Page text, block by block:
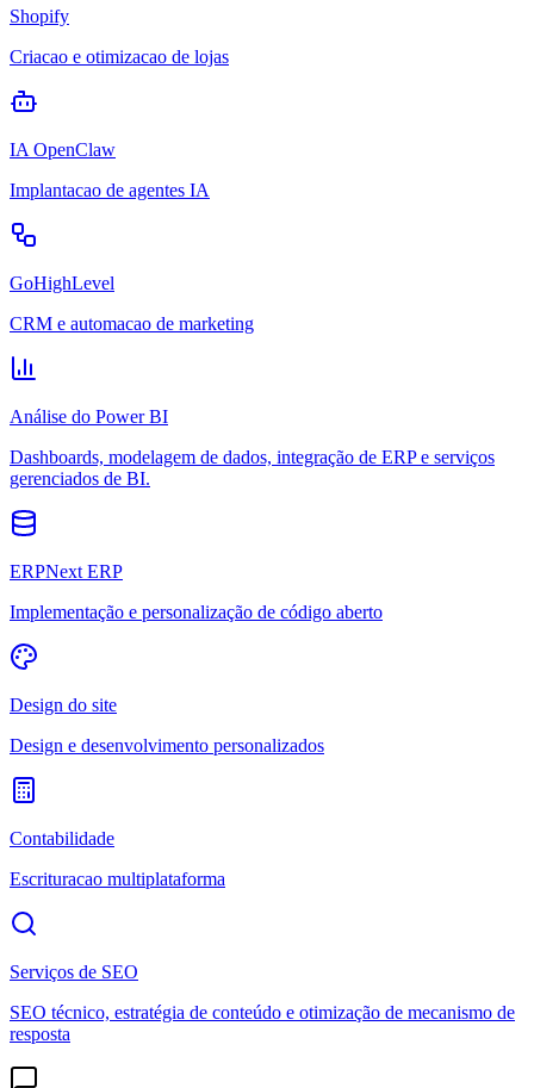
Shopify
Criacao e otimizacao de lojas
IA OpenClaw
Implantacao de agentes IA
GoHighLevel
CRM e automacao de marketing
Análise do Power BI
Dashboards, modelagem de dados, integração de ERP e serviços
gerenciados de BI.
ERPNext ERP
Implementação e personalização de código aberto
Design do site
Design e desenvolvimento personalizados
Contabilidade
Escrituracao multiplataforma
Serviços de SEO
SEO técnico, estratégia de conteúdo e otimização de mecanismo de
resposta